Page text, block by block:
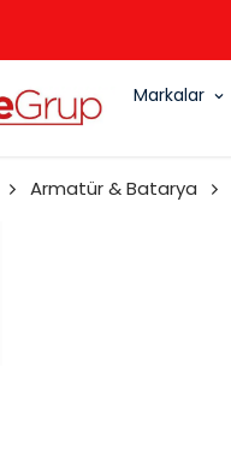
Markalar
Armatür & Batarya